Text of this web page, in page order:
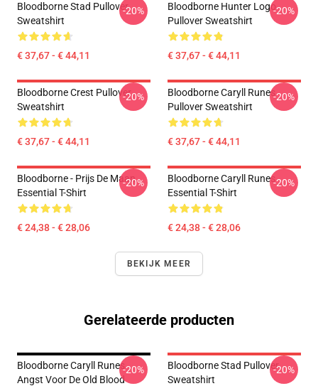
Bloodborne Stad Pullover
Sweatshirt
€ 37,67 - € 44,11
-20%
Bloodborne Hunter Logo
Pullover Sweatshirt
€ 37,67 - € 44,11
-20%
Bloodborne Crest Pullover
Sweatshirt
€ 37,67 - € 44,11
-20%
Bloodborne Caryll Runes
Pullover Sweatshirt
€ 37,67 - € 44,11
-20%
Bloodborne - Prijs De Maan
Essential T-Shirt
€ 24,38 - € 28,06
-20%
Bloodborne Caryll Runes
Essential T-Shirt
€ 24,38 - € 28,06
-20%
BEKIJK MEER
Gerelateerde producten
Bloodborne Caryll Runes
Angst Voor De Old Blood
-20%
Bloodborne Stad Pullover
Sweatshirt
-20%